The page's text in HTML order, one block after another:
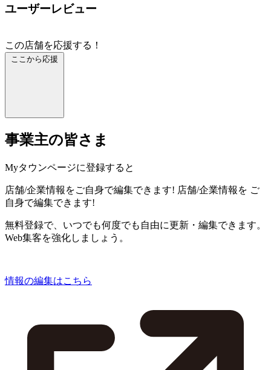
ユーザーレビュー
この店舗を応援する！
ここから応援
事業主の皆さま
Myタウンページに登録すると
店舗/企業情報をご自身で編集できます! 店舗/企業情報を ご
自身で編集できます!
無料登録で、いつでも何度でも自由に更新・編集できます。
Web集客を強化しましょう。
情報の編集はこちら